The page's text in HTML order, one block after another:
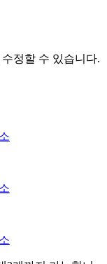
정할 수 있습니다.